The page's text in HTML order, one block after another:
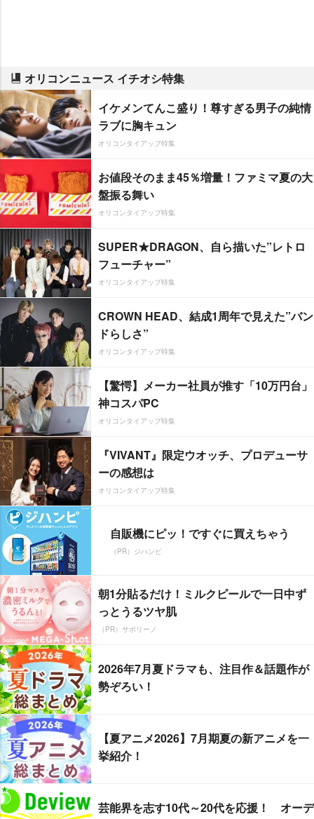
オリコンニュース イチオシ特集
イケメンてんこ盛り！尊すぎる男子の純情
ラブに胸キュン
オリコンタイアップ特集
お値段そのまま45％増量！ファミマ夏の大
盤振る舞い
オリコンタイアップ特集
SUPER★DRAGON、自ら描いた”レトロ
フューチャー”
オリコンタイアップ特集
CROWN HEAD、結成1周年で見えた”バン
ドらしさ”
オリコンタイアップ特集
【驚愕】メーカー社員が推す「10万円台」
神コスパPC
オリコンタイアップ特集
『VIVANT』限定ウオッチ、プロデューサ
ーの感想は
オリコンタイアップ特集
自販機にピッ！ですぐに買えちゃう
（PR）ジハンピ
朝1分貼るだけ！ミルクピールで一日中ず
っとうるツヤ肌
（PR）サボリーノ
2026年7月夏ドラマも、注目作＆話題作が
勢ぞろい！
【夏アニメ2026】7月期夏の新アニメを一
挙紹介！
芸能界を志す10代～20代を応援！ オーデ